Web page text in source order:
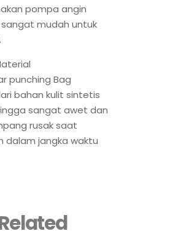
pompa angin
mudah untuk
punching Bag
bahan kulit sintetis
sangat awet dan
rusak saat
dalam jangka waktu